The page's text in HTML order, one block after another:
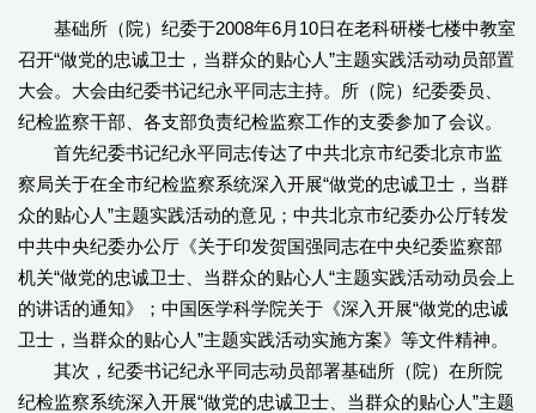
基础所（院）纪委于2008年6月10日在老科研楼七楼中教室
召开“做党的忠诚卫士，当群众的贴心人”主题实践活动动员部置
大会。大会由纪委书记纪永平同志主持。所（院）纪委委员、
纪检监察干部、各支部负责纪检监察工作的支委参加了会议。
首先纪委书记纪永平同志传达了中共北京市纪委北京市监
察局关于在全市纪检监察系统深入开展“做党的忠诚卫士，当群
众的贴心人”主题实践活动的意见；中共北京市纪委办公厅转发
中共中央纪委办公厅《关于印发贺国强同志在中央纪委监察部
机关“做党的忠诚卫士、当群众的贴心人“主题实践活动动员会上
的讲话的通知》；中国医学科学院关于《深入开展“做党的忠诚
卫士，当群众的贴心人”主题实践活动实施方案》等文件精神。
其次，纪委书记纪永平同志动员部署基础所（院）在所院
纪检监察系统深入开展“做党的忠诚卫士、当群众的贴心人”主题